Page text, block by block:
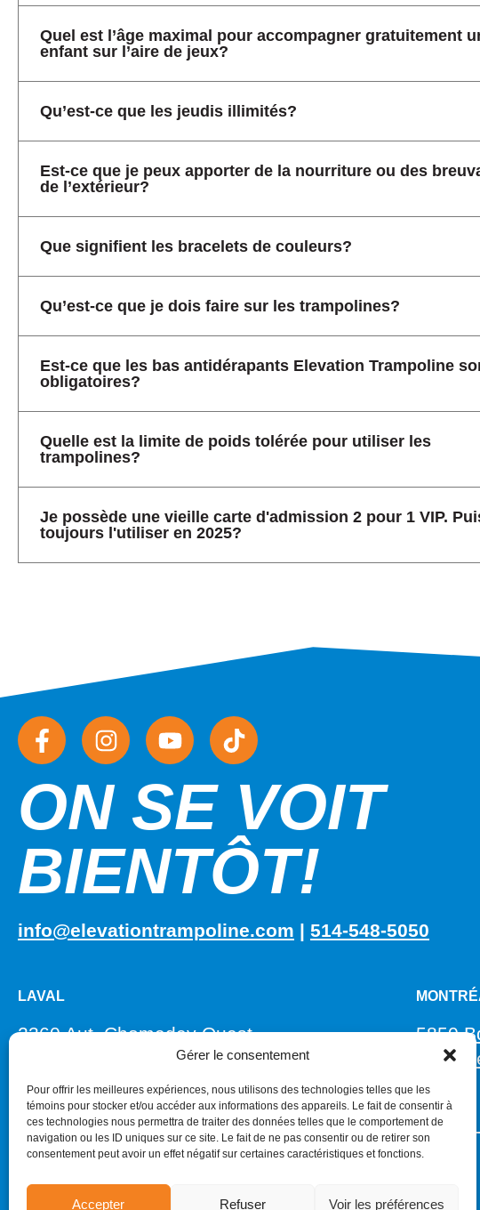
Gérer le consentement
Pour offrir les meilleures expériences, nous utilisons des technologies telles que les
témoins pour stocker et/ou accéder aux informations des appareils. Le fait de consentir à
ces technologies nous permettra de traiter des données telles que le comportement de
navigation ou les ID uniques sur ce site. Le fait de ne pas consentir ou de retirer son
consentement peut avoir un effet négatif sur certaines caractéristiques et fonctions.
Accepter Refuser Voir les préférences
Quel est l’âge maximal pour accompagner gratuitement
enfant sur l’aire de jeux?
Qu’est-ce que les jeudis illimités?
Est-ce que je peux apporter de la nourriture ou des
de l’extérieur?
Que signifient les bracelets de couleurs?
Qu’est-ce que je dois faire sur les trampolines?
Est-ce que les bas antidérapants Elevation Trampoline
obligatoires?
Quelle est la limite de poids tolérée pour utiliser les
trampolines?
Je possède une vieille carte d'admission 2 pour 1 VIP.
toujours l'utiliser en 2025?
ON SE VOIT
BIENTÔT!
info@elevationtrampoline.com | 514-548-5050
LAVAL
2360 Aut. Chomedey Ouest
Laval, QC H7X 4G8
5850
Saint-